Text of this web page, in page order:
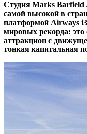
Студия Marks Barfield
самой высокой в
платформой Airways
мировых рекорда:
аттракцион с
тонкая капитальная